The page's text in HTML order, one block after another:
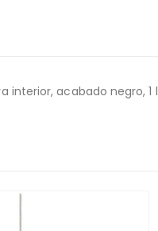
interior, acabado negro,